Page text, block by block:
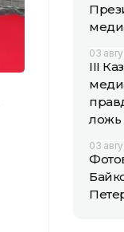
03
III
ложь
03